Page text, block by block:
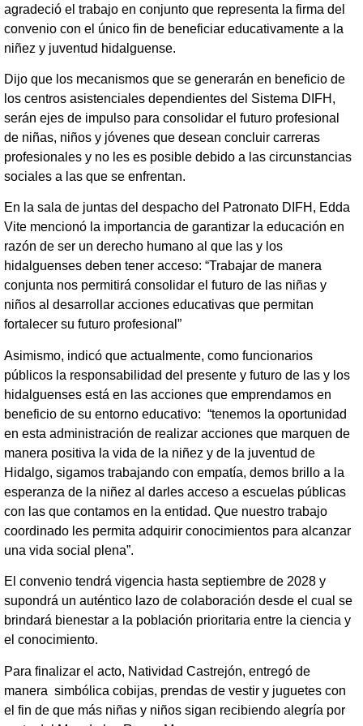
agradeció el trabajo en conjunto que representa la firma del
convenio con el único fin de beneficiar educativamente a la
niñez y juventud hidalguense.
Dijo que los mecanismos que se generarán en beneficio de
los centros asistenciales dependientes del Sistema DIFH,
serán ejes de impulso para consolidar el futuro profesional
de niñas, niños y jóvenes que desean concluir carreras
profesionales y no les es posible debido a las circunstancias
sociales a las que se enfrentan.
En la sala de juntas del despacho del Patronato DIFH, Edda
Vite mencionó la importancia de garantizar la educación en
razón de ser un derecho humano al que las y los
hidalguenses deben tener acceso: “Trabajar de manera
conjunta nos permitirá consolidar el futuro de las niñas y
niños al desarrollar acciones educativas que permitan
fortalecer su futuro profesional”
Asimismo, indicó que actualmente, como funcionarios
públicos la responsabilidad del presente y futuro de las y los
hidalguenses está en las acciones que emprendamos en
beneficio de su entorno educativo: “tenemos la oportunidad
en esta administración de realizar acciones que marquen de
manera positiva la vida de la niñez y de la juventud de
Hidalgo, sigamos trabajando con empatía, demos brillo a la
esperanza de la niñez al darles acceso a escuelas públicas
con las que contamos en la entidad. Que nuestro trabajo
coordinado les permita adquirir conocimientos para alcanzar
una vida social plena”.
El convenio tendrá vigencia hasta septiembre de 2028 y
supondrá un auténtico lazo de colaboración desde el cual se
brindará bienestar a la población prioritaria entre la ciencia y
el conocimiento.
Para finalizar el acto, Natividad Castrejón, entregó de
manera simbólica cobijas, prendas de vestir y juguetes con
el fin de que más niñas y niños sigan recibiendo alegría por